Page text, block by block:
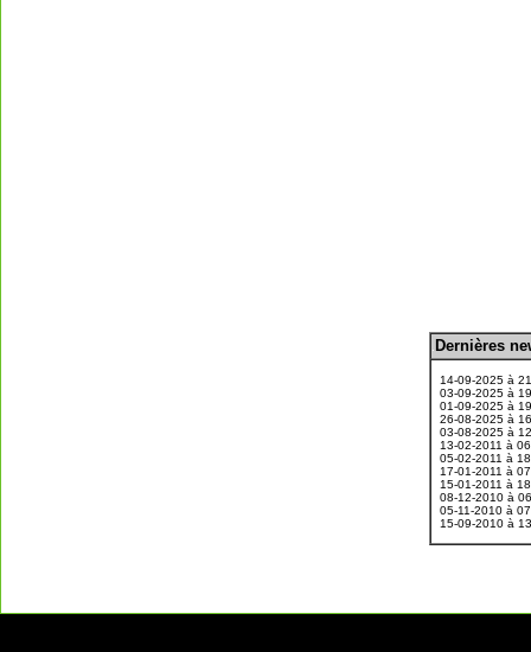
Dernières
14-09-2025 à
03-09-2025 à
01-09-2025 à
26-08-2025 à
03-08-2025 à
13-02-2011 à
05-02-2011 à
17-01-2011 à
15-01-2011 à
08-12-2010 à
05-11-2010 à
15-09-2010 à